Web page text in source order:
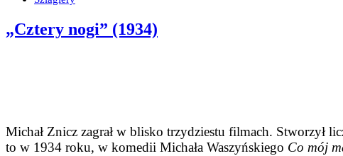
„Cztery nogi” (1934)
Michał Znicz zagrał w blisko trzydziestu filmach. Stworzył
to w 1934 roku, w komedii Michała Waszyńskiego Co mój